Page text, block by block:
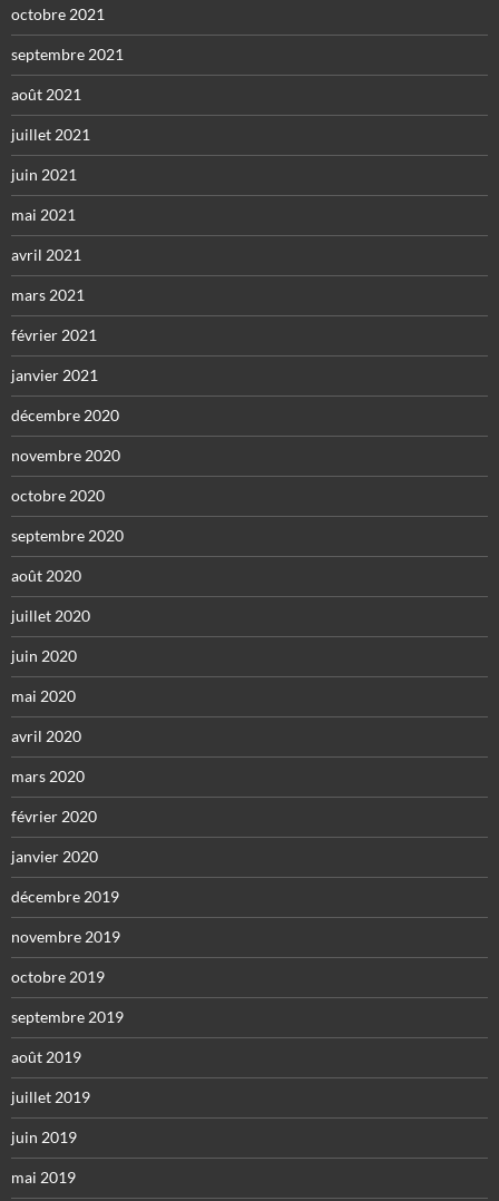
octobre 2021
septembre 2021
août 2021
juillet 2021
juin 2021
mai 2021
avril 2021
mars 2021
février 2021
janvier 2021
décembre 2020
novembre 2020
octobre 2020
septembre 2020
août 2020
juillet 2020
juin 2020
mai 2020
avril 2020
mars 2020
février 2020
janvier 2020
décembre 2019
novembre 2019
octobre 2019
septembre 2019
août 2019
juillet 2019
juin 2019
mai 2019